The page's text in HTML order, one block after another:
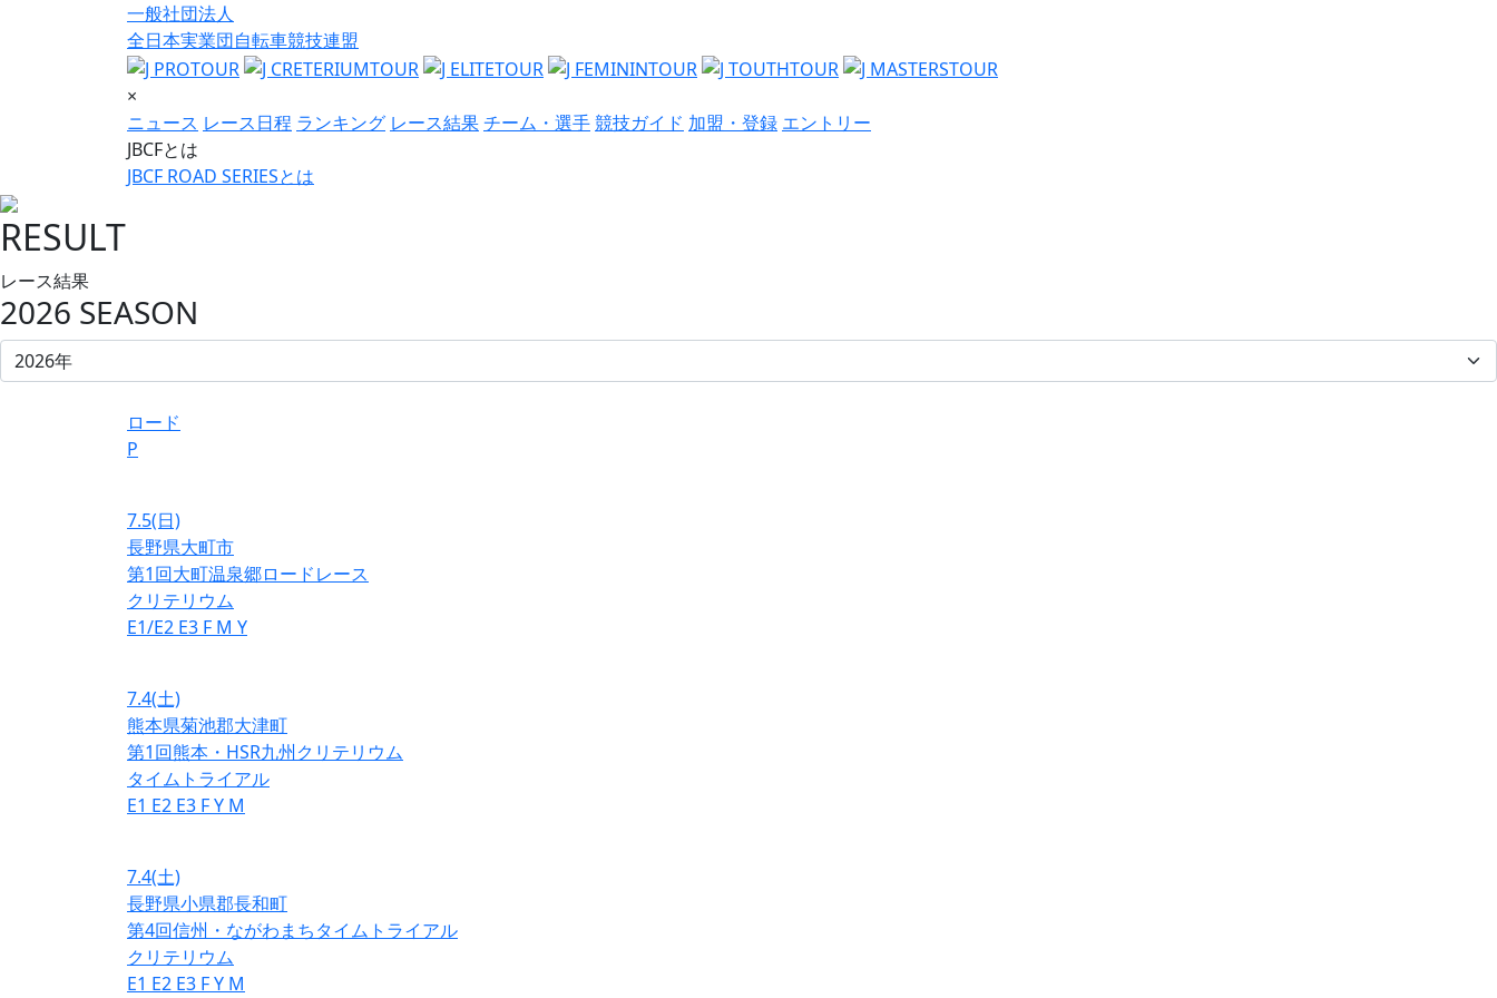
一般社団法人
全日本実業団自転車競技連盟
×
ニュース レース日程 ランキング レース結果チーム・選手競技ガイド 加盟・登録 エントリー
JBCFとは
JBCF ROAD SERIESとは
RESULT
レース結果
2026 SEASON
ロード
P
7.5(日)
長野県大町市
第1回大町温泉郷ロードレース
クリテリウム
E1/E2 E3 F M Y
7.4(土)
熊本県菊池郡大津町
第1回熊本・HSR九州クリテリウム
タイムトライアル
E1 E2 E3 FY M
7.4(土)
長野県小県郡長和町
第4回信州・ながわまちタイムトライアル
クリテリウム
E1 E2 E3 FY M